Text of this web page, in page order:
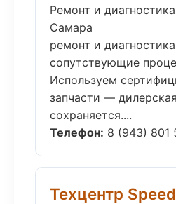
Ремонт и
Самара
ремонт и
сопутствующие
Используем
запчасти —
сохраняется....
Телефон: 8 (943) 801
Техцентр